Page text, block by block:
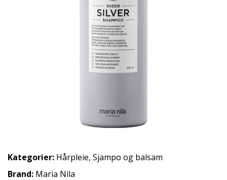
Kategorier: Hårpleie, Sjampo og balsam
Brand: Maria Nila